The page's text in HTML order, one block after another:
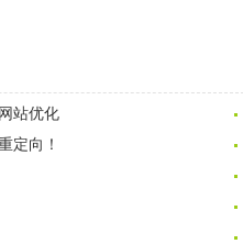
站优化
定向！